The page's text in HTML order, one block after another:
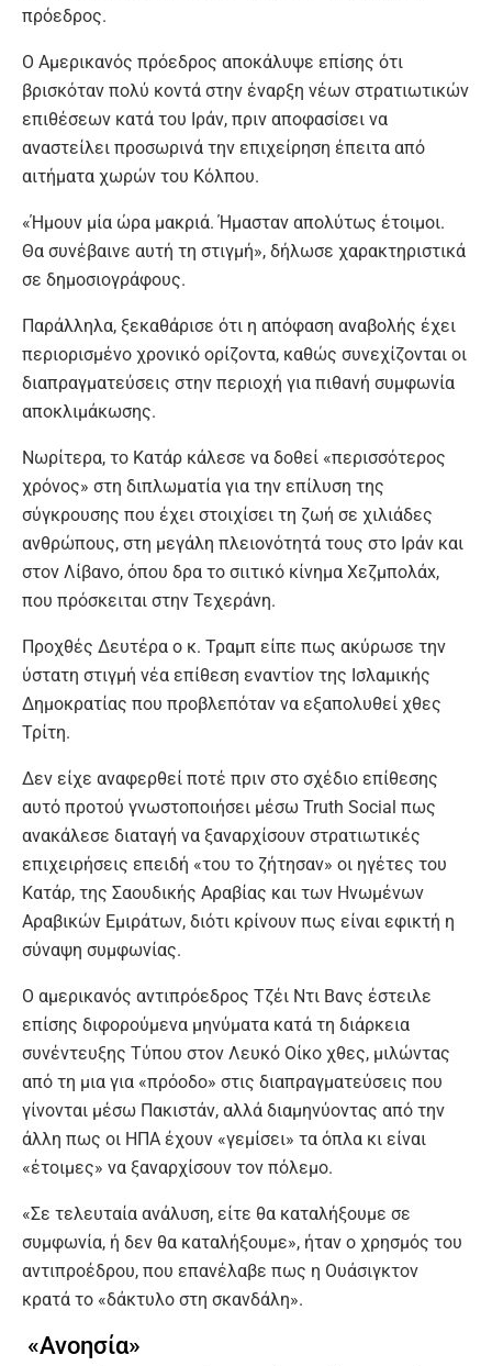
πρόεδρος.
Ο Αμερικανός πρόεδρος αποκάλυψε επίσης ότι
βρισκόταν πολύ κοντά στην έναρξη νέων στρατιωτικών
επιθέσεων κατά του Ιράν, πριν αποφασίσει να
αναστείλει προσωρινά την επιχείρηση έπειτα από
αιτήματα χωρών του Κόλπου.
«Ήμουν μία ώρα μακριά. Ήμασταν απολύτως έτοιμοι.
Θα συνέβαινε αυτή τη στιγμή», δήλωσε χαρακτηριστικά
σε δημοσιογράφους.
Παράλληλα, ξεκαθάρισε ότι η απόφαση αναβολής έχει
περιορισμένο χρονικό ορίζοντα, καθώς συνεχίζονται οι
διαπραγματεύσεις στην περιοχή για πιθανή συμφωνία
αποκλιμάκωσης.
Νωρίτερα, το Κατάρ κάλεσε να δοθεί «περισσότερος
χρόνος» στη διπλωματία για την επίλυση της
σύγκρουσης που έχει στοιχίσει τη ζωή σε χιλιάδες
ανθρώπους, στη μεγάλη πλειονότητά τους στο Ιράν και
στον Λίβανο, όπου δρα το σιιτικό κίνημα Χεζμπολάx,
που πρόσκειται στην Τεχεράνη.
Προχθές Δευτέρα ο κ. Τραμπ είπε πως ακύρωσε την
ύστατη στιγμή νέα επίθεση εναντίον της Ισλαμικής
Δημοκρατίας που προβλεπόταν να εξαπολυθεί χθες
Τρίτη.
Δεν είχε αναφερθεί ποτέ πριν στο σχέδιο επίθεσης
αυτό προτού γνωστοποιήσει μέσω Truth Social πως
ανακάλεσε διαταγή να ξαναρχίσουν στρατιωτικές
επιχειρήσεις επειδή «του το ζήτησαν» οι ηγέτες του
Κατάρ, της Σαουδικής Αραβίας και των Ηνωμένων
Αραβικών Εμιράτων, διότι κρίνουν πως είναι εφικτή η
σύναψη συμφωνίας.
Ο αμερικανός αντιπρόεδρος Τζέι Ντι Βανς έστειλε
επίσης διφορούμενα μηνύματα κατά τη διάρκεια
συνέντευξης Τύπου στον Λευκό Οίκο χθες, μιλώντας
από τη μια για «πρόοδο» στις διαπραγματεύσεις που
γίνονται μέσω Πακιστάν, αλλά διαμηνύοντας από την
άλλη πως οι ΗΠΑ έχουν «γεμίσει» τα όπλα κι είναι
«έτοιμες» να ξαναρχίσουν τον πόλεμο.
«Σε τελευταία ανάλυση, είτε θα καταλήξουμε σε
συμφωνία, ή δεν θα καταλήξουμε», ήταν ο χρησμός του
αντιπροέδρου, που επανέλαβε πως η Ουάσιγκτον
κρατά το «δάκτυλο στη σκανδάλη».
«Ανοησία»